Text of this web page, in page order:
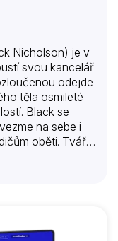
Nicholson) je v
svou kancelář
odejde
těla osmileté
Black se
na sebe i
oběti. Tváří
existence
na místě činu.